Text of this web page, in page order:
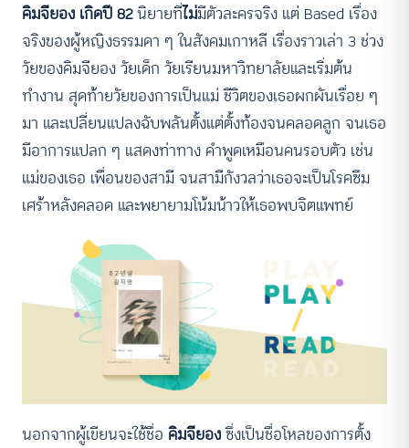
คิมจียอง เกิดปี 82นิยายที่ไม่มีตัวละครจริง แต่ Based เรื่อง
จริงของผู้หญิงธรรมดา ๆ ในสังคมเกาหลี เรื่องราวเล่า 3 ช่วง
วัยของคิมจียอง วัยเด็ก วัยเรียนมหาวิทยาลัยและเริ่มต้น
ทำงาน สุดท้ายวัยของการเป็นแม่ ชีวิตของเธอผกผันเรื่อย ๆ
มา และเปลี่ยนแปลงฉับพลันตั้งแต่ตั้งท้องจนคลอดลูก จนเธอ
มีอาการแปลก ๆ แสดงท่าทาง คำพูดเหมือนคนรอบตัว เช่น
แม่ของเธอ เพื่อนของสามี จนสามีกังวลว่าเธอจะเป็นโรคซึม
เศร้าหลังคลอด และพยายามโน้มน้าวให้เธอพบจิตแพทย์
นอกจากผู้เขียนจะใช้ชื่อ คิมจียองซึ่งเป็นชื่อโหลของการตั้ง